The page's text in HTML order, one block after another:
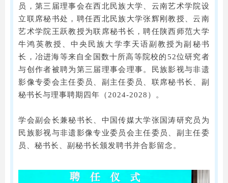
员，第三届理事会在西北民族大学、云南艺术学院设
立联席秘书处，聘任西北民族大学张辉刚教授、云南
艺术学院王跃教授为联席秘书长，聘任陕西师范大学
牛鸿英教授、中央民族大学李天语副教授为副秘书
长，冶进海等来自全国数十所高等院校的52位研究者
与创作者被聘为第三届理事会理事。民族影视与非遗
影像专委会主任委员、副主任委员、联席秘书长、副
秘书长与理事聘期四年（2024-2028）。
学会副会长兼秘书长、中国传媒大学张国涛研究员为
民族影视与非遗影像专业委员会主任委员、副主任委
员、秘书长、副秘书长颁发聘书并合影留念。